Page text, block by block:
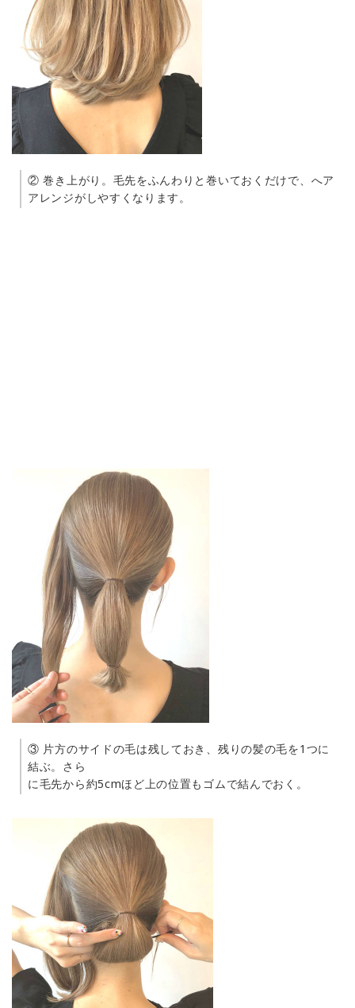
② 巻き上がり。毛先をふんわりと巻いておくだけで、へア
アレンジがしやすくなります。
③ 片方のサイドの毛は残しておき、残りの髪の毛を1つに
結ぶ。さら
に毛先から約5cmほど上の位置もゴムで結んでおく。